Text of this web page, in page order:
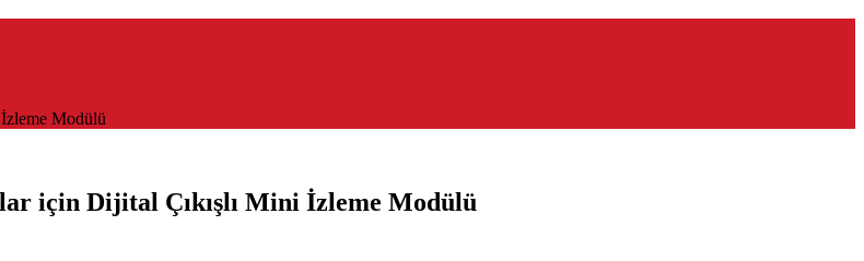
Modülü
için Dijital Çıkışlı Mini İzleme Modülü